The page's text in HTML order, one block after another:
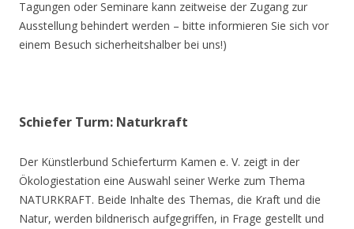
Tagungen oder Seminare kann zeitweise der Zugang zur
Ausstellung behindert werden – bitte informieren Sie sich vor
einem Besuch sicherheitshalber bei uns!)
Schiefer Turm: Naturkraft
Der Künstlerbund Schieferturm Kamen e. V. zeigt in der
Ökologiestation eine Auswahl seiner Werke zum Thema
NATURKRAFT. Beide Inhalte des Themas, die Kraft und die
Natur, werden bildnerisch aufgegriffen, in Frage gestellt und